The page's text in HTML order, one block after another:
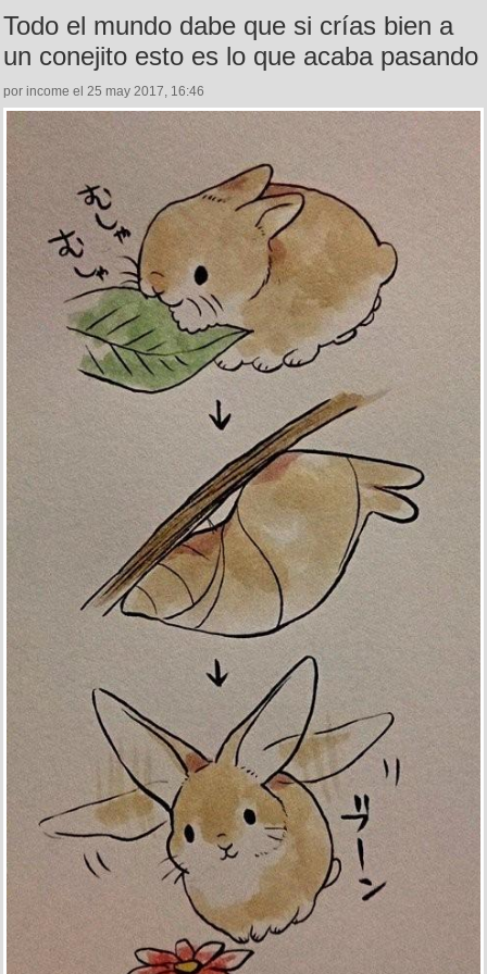
Todo el mundo dabe que si crías bien a
un conejito esto es lo que acaba pasando
por income el 25 may 2017, 16:46